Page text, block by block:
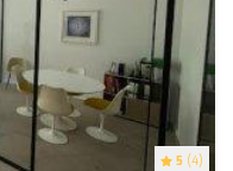
5 (4)